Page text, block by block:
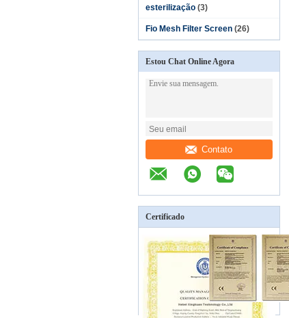
esterilização (3)
Fio Mesh Filter Screen (26)
Estou Chat Online Agora
Contato
Certificado